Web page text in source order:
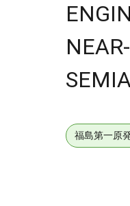
福島第一原